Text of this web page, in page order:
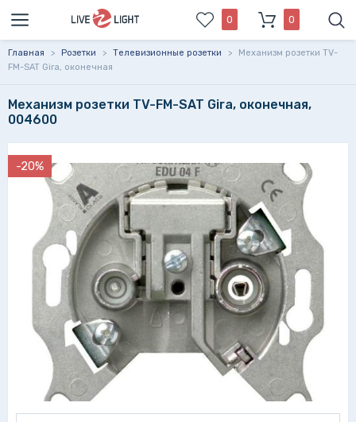
0 0
Главная > Розетки > Телевизионные розетки >
Механизм розетки TV-
FM-SAT Gira, оконечная
Механизм розетки TV-FM-SAT Gira, оконечная,
004600
-20%